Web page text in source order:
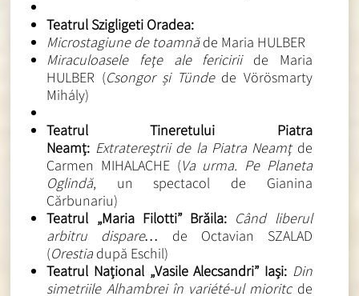
Teatrul Szigligeti Oradea:
Microstagiune de toamnăde Maria HULBER
Miraculoasele feţe ale fericirii de Maria
HULBER (Csongor și Tünde de Vörösmarty
Mihály)
Teatrul Tineretului Piatra
Neamț: Extratereştrii de la Piatra Neamţ de
Carmen MIHALACHE (Va urma. Pe Planeta
Oglindă, un spectacol de Gianina
Cărbunariu)
Teatrul „Maria Filotti” Brăila: Când liberul
arbitru dispare… de Octavian SZALAD
(Orestia după Eschil)
Teatrul Național „Vasile Alecsandri” Iași: Din
simetriile Alhambrei în variété-ul mioritc de